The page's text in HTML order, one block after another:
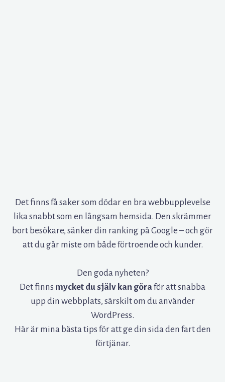
Det finns få saker som dödar en bra webbupplevelse
lika snabbt som en långsam hemsida. Den skrämmer
bort besökare, sänker din ranking på Google – och gör
att du går miste om både förtroende och kunder.
Den goda nyheten?
Det finns mycket du själv kan göraför att snabba
upp din webbplats, särskilt om du använder
WordPress.
Här är mina bästa tips för att ge din sida den fart den
förtjänar.